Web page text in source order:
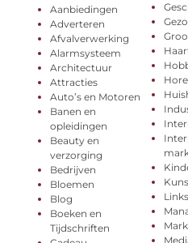
Aanbiedingen
Adverteren
Afvalverwerking
Alarmsysteem
Architectuur
Attracties
Auto’s en Motoren
Banen en
opleidingen
Beauty en
verzorging
Bedrijven
Bloemen
Blog
Boeken en
Tijdschriften